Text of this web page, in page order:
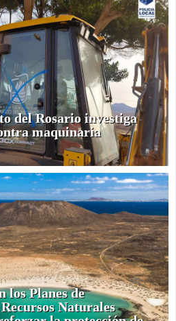
del Rosario investiga
maquinaria
los Planes de
Naturales